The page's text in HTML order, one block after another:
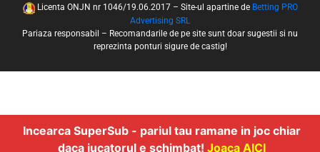
Incearca SuperSub - pariul tau ramane in joc chiar
daca jucatorul e schimbat! Joaca AICI
Licenta ONJN nr 1046/19.06.2017 – Site-ul apartine de Betting PRO
Advertising SRL
Pariaza responsabil – Recomandarile de pe site sunt doar sugestii si nu
reprezinta ponturi sigure de castig!